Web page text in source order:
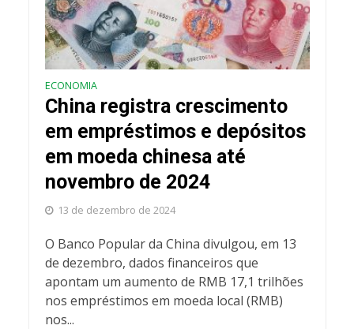
ECONOMIA
China registra crescimento
em empréstimos e depósitos
em moeda chinesa até
novembro de 2024
13 de dezembro de 2024
O Banco Popular da China divulgou, em 13
de dezembro, dados financeiros que
apontam um aumento de RMB 17,1 trilhões
nos empréstimos em moeda local (RMB)
nos...